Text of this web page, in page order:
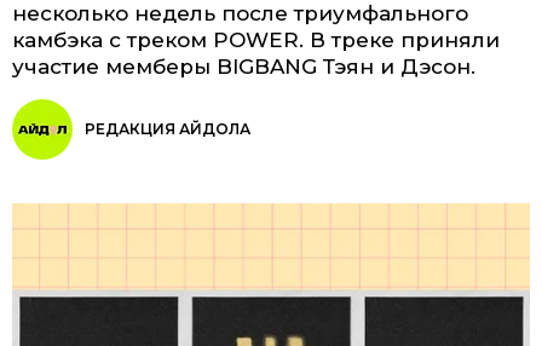
несколько недель после триумфального
камбэка с треком POWER. В треке приняли
участие мемберы BIGBANG Тэян и Дэсон.
РЕДАКЦИЯ АЙДОЛА